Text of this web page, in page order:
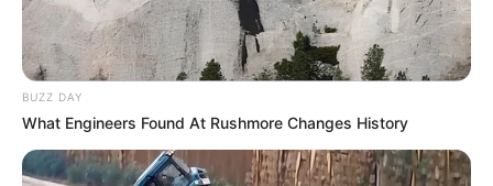
BUZZ DAY
What Engineers Found At Rushmore Changes History